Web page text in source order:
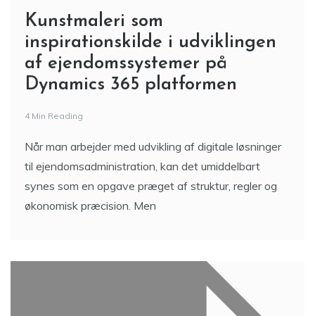
Kunstmaleri som
inspirationskilde i udviklingen
af ejendomssystemer på
Dynamics 365 platformen
4 Min Reading
Når man arbejder med udvikling af digitale løsninger
til ejendomsadministration, kan det umiddelbart
synes som en opgave præget af struktur, regler og
økonomisk præcision. Men